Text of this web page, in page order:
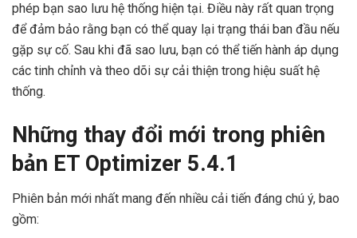
phép bạn sao lưu hệ thống hiện tại. Điều này rất quan trọng
để đảm bảo rằng bạn có thể quay lại trạng thái ban đầu nếu
gặp sự cố. Sau khi đã sao lưu, bạn có thể tiến hành áp dụng
các tinh chỉnh và theo dõi sự cải thiện trong hiệu suất hệ
thống.
Những thay đổi mới trong phiên
bản ET Optimizer 5.4.1
Phiên bản mới nhất mang đến nhiều cải tiến đáng chú ý, bao
gồm: